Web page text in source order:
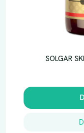
SOLGAR